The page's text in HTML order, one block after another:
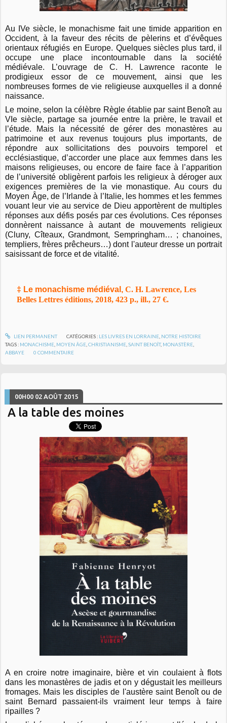
Au IVe siècle, le monachisme fait une timide apparition en
Occident, à la faveur des récits de pèlerins et d’évêques
orientaux réfugiés en Europe. Quelques siècles plus tard, il
occupe une place incontournable dans la société
médiévale. L’ouvrage de C. H. Lawrence raconte le
prodigieux essor de ce mouvement, ainsi que les
nombreuses formes de vie religieuse auxquelles il a donné
naissance.
Le moine, selon la célèbre Règle établie par saint Benoît au
VIe siècle, partage sa journée entre la prière, le travail et
l’étude. Mais la nécessité de gérer des monastères au
patrimoine et aux revenus toujours plus importants, de
répondre aux sollicitations des pouvoirs temporel et
ecclésiastique, d’accorder une place aux femmes dans les
maisons religieuses, ou encore de faire face à l’apparition
de l’université obligèrent parfois les religieux à déroger aux
exigences premières de la vie monastique. Au cours du
Moyen Âge, de l’Irlande à l’Italie, les hommes et les femmes
vouant leur vie au service de Dieu apportèrent de multiples
réponses aux défis posés par ces évolutions. Ces réponses
donnèrent naissance à autant de mouvements religieux
(Cluny, Cîteaux, Grandmont, Sempringham… ; chanoines,
templiers, frères prêcheurs…) dont l'auteur dresse un portrait
saisissant de force et de vitalité.
‡ Le monachisme médiéval, C. H. Lawrence, Les
Belles Lettres éditions, 2018, 423 p., ill., 27 €.
LIEN PERMANENT CATÉGORIES : LES LIVRES EN LORRAINE, NOTRE HISTOIRE
TAGS : MONACHISME MOYEN ÂGE ,CHRISTIANISME ,SAINT BENOÎT, MONASTÈRE
ABBAYE
0 COMMENTAIRE
00H00 02 AOÛT 2015
A la table des moines
A en croire notre imaginaire, bière et vin coulaient à flots
dans les monastères de jadis et on y dégustait les meilleurs
fromages. Mais les disciples de l'austère saint Benoît ou de
saint Bernard passaient-ils vraiment leur temps à faire
ripailles ?